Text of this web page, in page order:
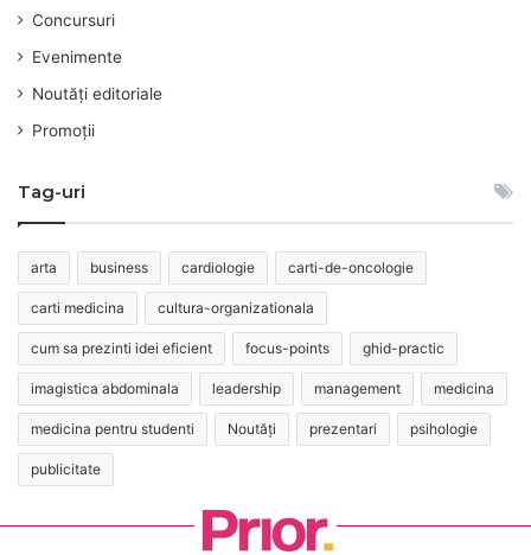
Concursuri
Evenimente
Noutăți editoriale
Promoții
Tag-uri
arta business cardiologie carti-de-oncologie
carti medicina cultura-organizationala
cum sa prezinti idei eficient focus-points ghid-practic
imagistica abdominala leadership management medicina
medicina pentru studenti Noutăți prezentari psihologie
publicitate